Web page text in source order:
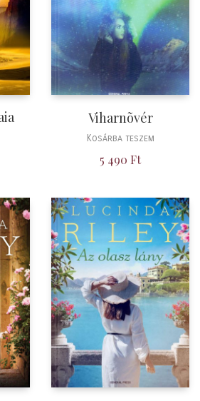
Viharnõvér
Kosárba teszem
5 490 Ft